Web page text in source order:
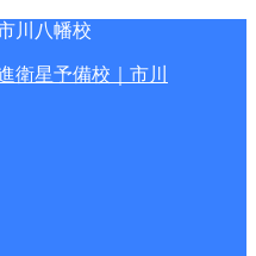
川八幡校
衛星予備校｜市川